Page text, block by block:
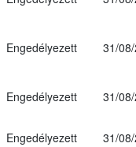
Engedélyezett 31/
Engedélyezett 31/
Engedélyezett
31/